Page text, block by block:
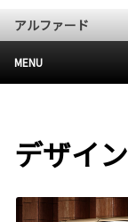
アルファード
MENU
デザイン